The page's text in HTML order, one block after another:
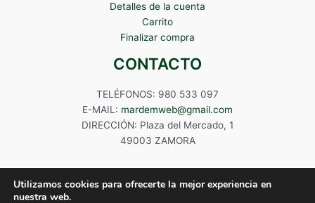
Detalles de la cuenta
Carrito
Finalizar compra
CONTACTO
TELÉFONOS: 980 533 097
E-MAIL: mardemweb@gmail.com
DIRECCIÓN: Plaza del Mercado, 1
49003 ZAMORA
Utilizamos cookies para ofrecerte la mejor experiencia en
nuestra web.